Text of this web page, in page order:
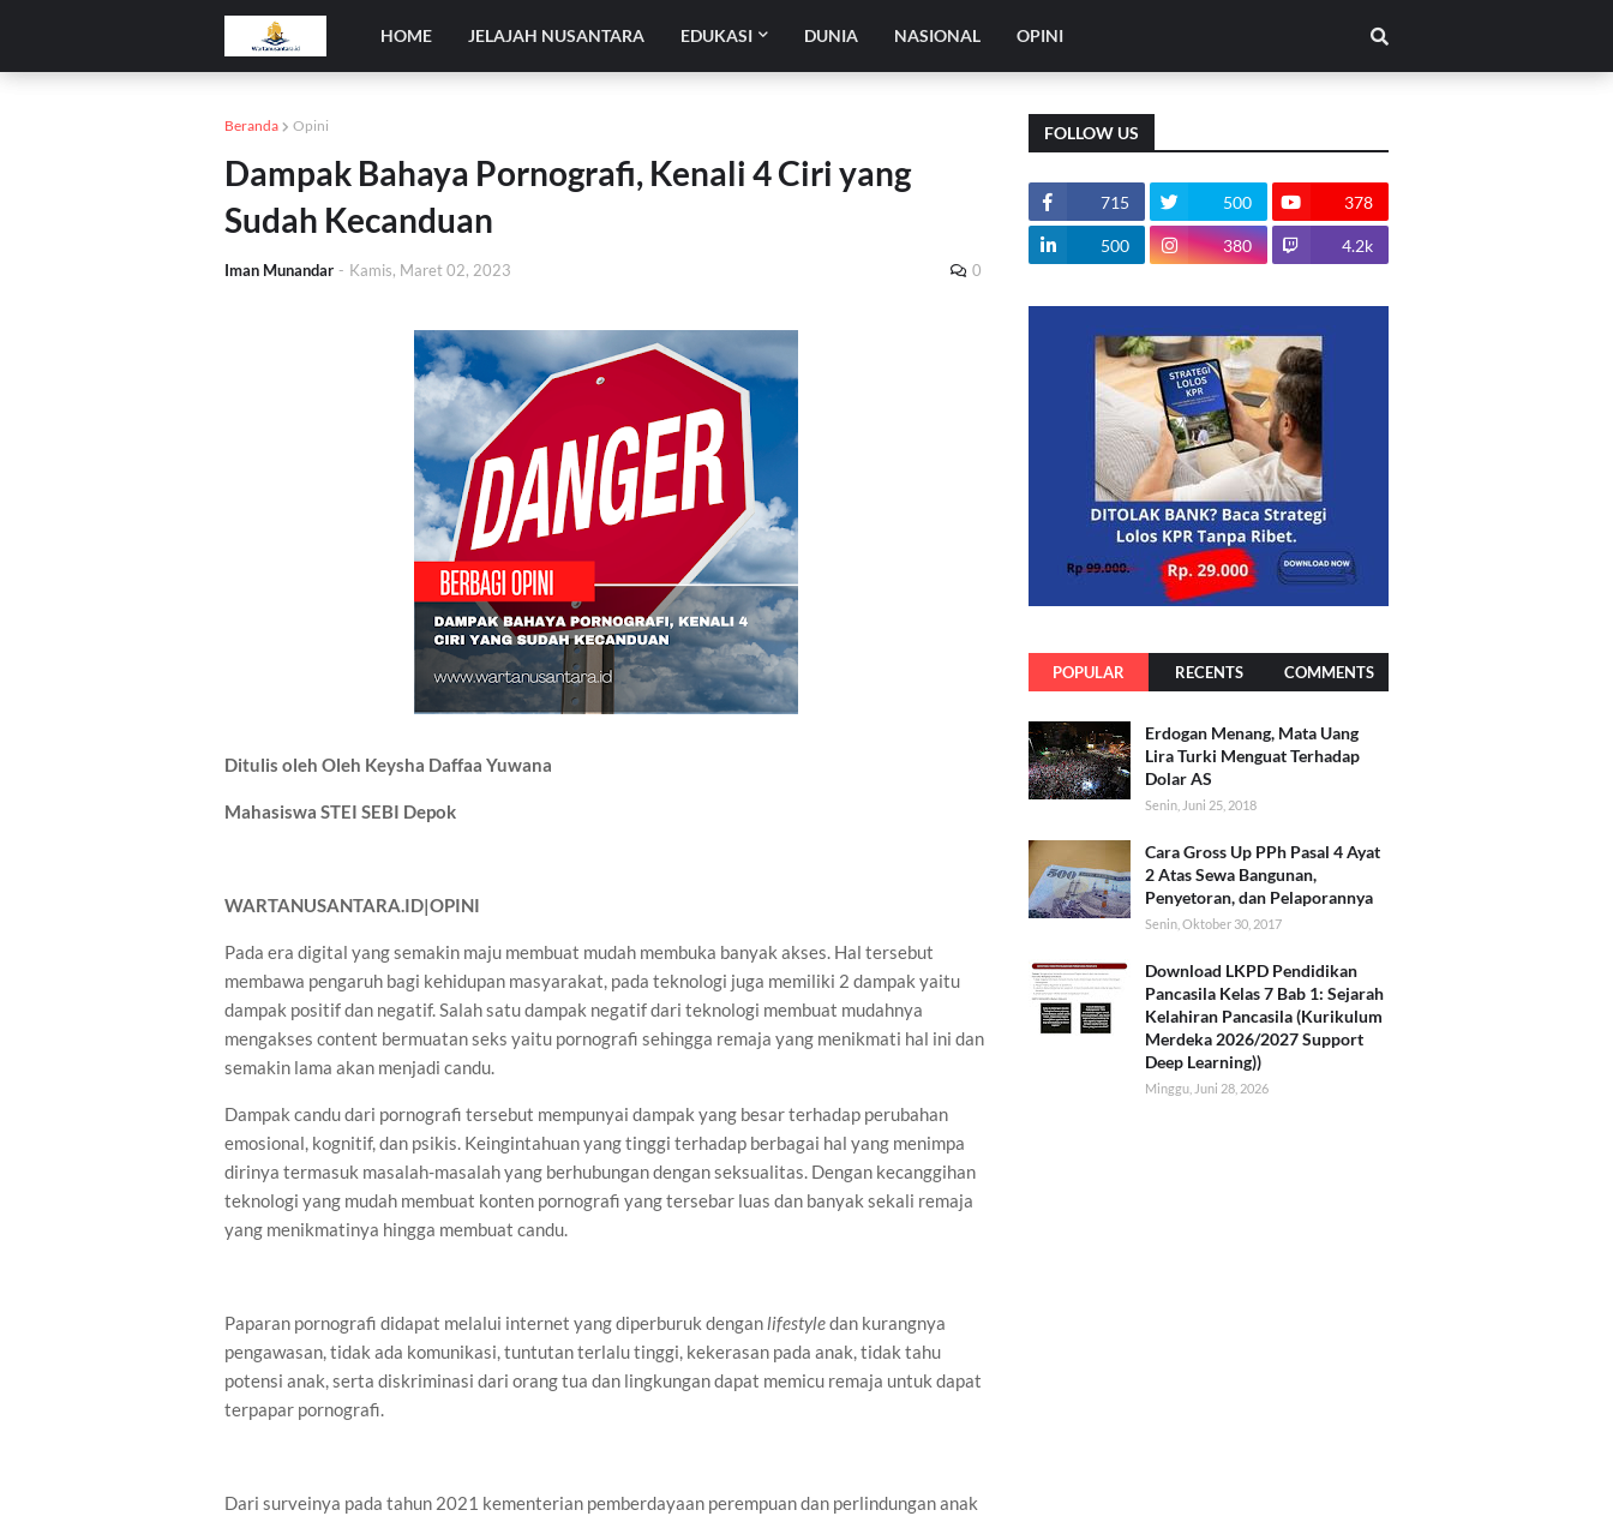
HOME JELAJAH NUSANTARA EDUKASI DUNIA NASIONAL OPINI
Beranda Opini
Dampak Bahaya Pornografi, Kenali 4 Ciri yang
Sudah Kecanduan
Iman Munandar - Kamis, Maret 02, 2023 0
Ditulis oleh Oleh Keysha Daffaa Yuwana
Mahasiswa STEI SEBI Depok
WARTANUSANTARA.ID|OPINI
Pada era digital yang semakin maju membuat mudah membuka banyak akses. Hal tersebut
membawa pengaruh bagi kehidupan masyarakat, pada teknologi juga memiliki 2 dampak yaitu
dampak positif dan negatif. Salah satu dampak negatif dari teknologi membuat mudahnya
mengakses content bermuatan seks yaitu pornografi sehingga remaja yang menikmati hal ini dan
semakin lama akan menjadi candu.
Dampak candu dari pornografi tersebut mempunyai dampak yang besar terhadap perubahan
emosional, kognitif, dan psikis. Keingintahuan yang tinggi terhadap berbagai hal yang menimpa
dirinya termasuk masalah-masalah yang berhubungan dengan seksualitas. Dengan kecanggihan
teknologi yang mudah membuat konten pornografi yang tersebar luas dan banyak sekali remaja
yang menikmatinya hingga membuat candu.
Paparan pornografi didapat melalui internet yang diperburuk denganlifestyledan kurangnya
pengawasan, tidak ada komunikasi, tuntutan terlalu tinggi, kekerasan pada anak, tidak tahu
potensi anak, serta diskriminasi dari orang tua dan lingkungan dapat memicu remaja untuk dapat
terpapar pornografi.
Dari surveinya pada tahun 2021 kementerian pemberdayaan perempuan dan perlindungan anak
FOLLOW US
715 500 378
500 380 4.2k
POPULAR RECENTS COMMENTS
Erdogan Menang, Mata Uang
Lira Turki Menguat Terhadap
Dolar AS
Senin, Juni 25, 2018
Cara Gross Up PPh Pasal 4 Ayat
2 Atas Sewa Bangunan,
Penyetoran, dan Pelaporannya
Senin, Oktober 30, 2017
Download LKPD Pendidikan
Pancasila Kelas 7 Bab 1: Sejarah
Kelahiran Pancasila (Kurikulum
Merdeka 2026/2027 Support
Deep Learning))
Minggu, Juni 28, 2026